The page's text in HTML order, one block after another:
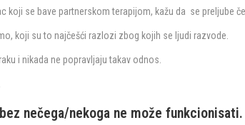
koji se bave partnerskom terapijom, kažu da se preljube
koji su to najčešći razlozi zbog kojih se ljudi razvode.
i nikada ne popravljaju takav odnos.
nečega/nekoga ne može funkcionisati.